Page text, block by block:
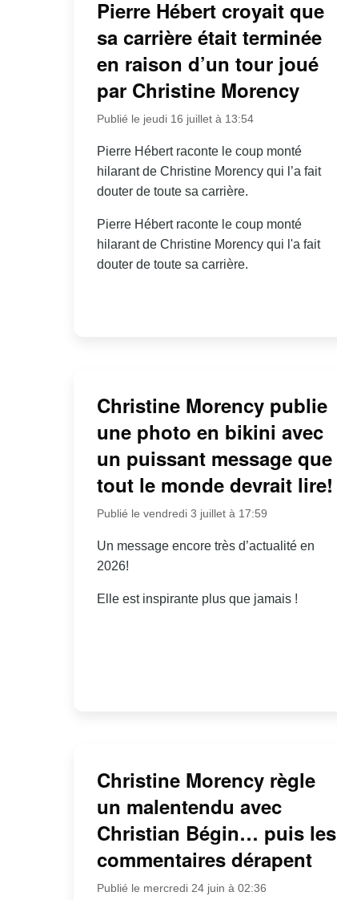
Pierre Hébert croyait que
sa carrière était terminée
en raison d’un tour joué
par Christine Morency
Publié le jeudi 16 juillet à 13:54
Pierre Hébert raconte le coup monté
hilarant de Christine Morency qui l’a fait
douter de toute sa carrière.
Pierre Hébert raconte le coup monté
hilarant de Christine Morency qui l'a fait
douter de toute sa carrière.
Christine Morency publie
une photo en bikini avec
un puissant message que
tout le monde devrait lire!
Publié le vendredi 3 juillet à 17:59
Un message encore très d’actualité en
2026!
Elle est inspirante plus que jamais !
Christine Morency règle
un malentendu avec
Christian Bégin… puis les
commentaires dérapent
Publié le mercredi 24 juin à 02:36